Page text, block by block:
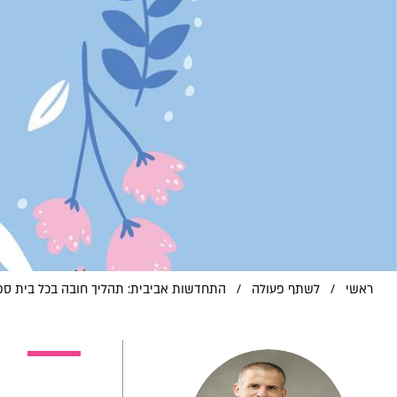
ראשי / לשתף פעולה / התחדשות אביבית: תהליך חובה בכל בית